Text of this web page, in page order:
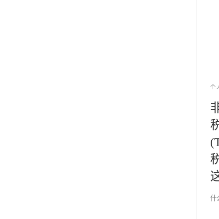
个
什